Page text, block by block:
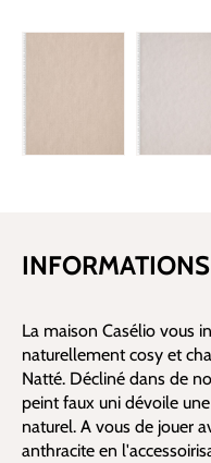
La maison Casélio vous
naturellement cosy et
Natté. Décliné dans de
peint faux uni dévoile
naturel. A vous de jouer
anthracite en